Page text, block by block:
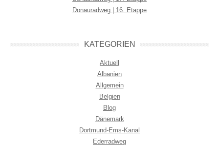
Donauradweg | 16. Etappe
KATEGORIEN
Aktuell
Albanien
Allgemein
Belgien
Blog
Dänemark
Dortmund-Ems-Kanal
Ederradweg